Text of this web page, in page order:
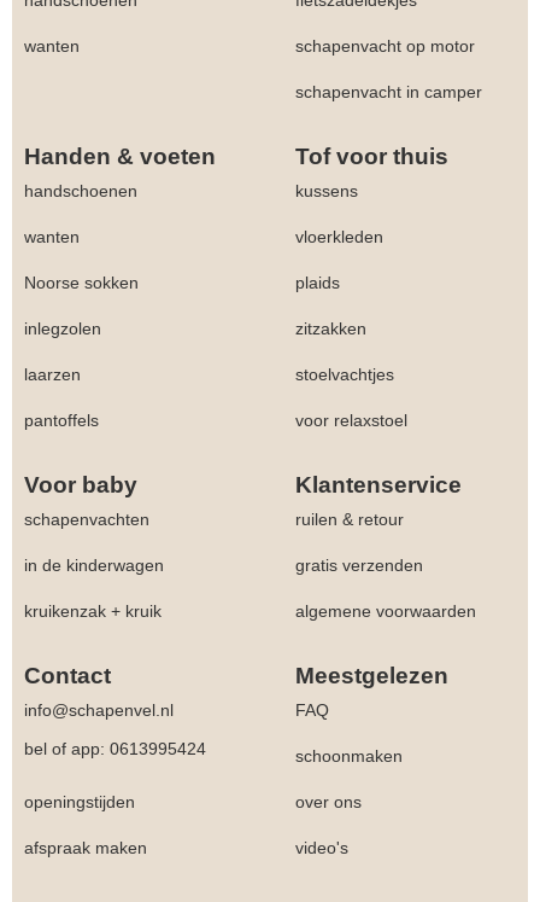
wanten schapenvacht op motor
schapenvacht in camper
Handen & voeten Tof voor thuis
handschoenen kussens
wanten vloerkleden
Noorse sokken plaids
inlegzolen zitzakken
laarzen stoelvachtjes
pantoffels voor relaxstoel
Voor baby Klantenservice
schapenvachten ruilen & retour
in de kinderwagen gratis verzenden
kruikenzak + kruik algemene voorwaarden
Contact Meestgelezen
info@schapenvel.nl
FAQ
bel of app: 0613995424
schoonmaken
openingstijden over ons
afspraak maken video's